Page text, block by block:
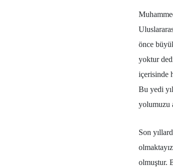
önce
yoktur
içerisinde
Bu yedi
yolumuzu
Son
olmuştur.